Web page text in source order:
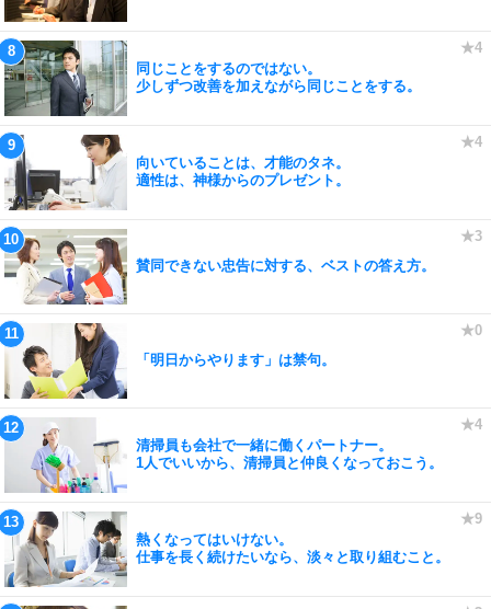
同じことをするのではない。
少しずつ改善を加えながら同じことをする。
向いていることは、才能のタネ。
適性は、神様からのプレゼント。
賛同できない忠告に対する、ベストの答え方。
「明日からやります」は禁句。
清掃員も会社で一緒に働くパートナー。
1人でいいから、清掃員と仲良くなっておこう。
熱くなってはいけない。
仕事を長く続けたいなら、淡々と取り組むこと。